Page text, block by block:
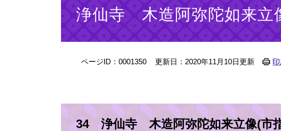
浄仙寺 木造阿弥陀如来立
ページID：0001350 更新日：2020年11月10日更新
34 浄仙寺 木造阿弥陀如来立像(市